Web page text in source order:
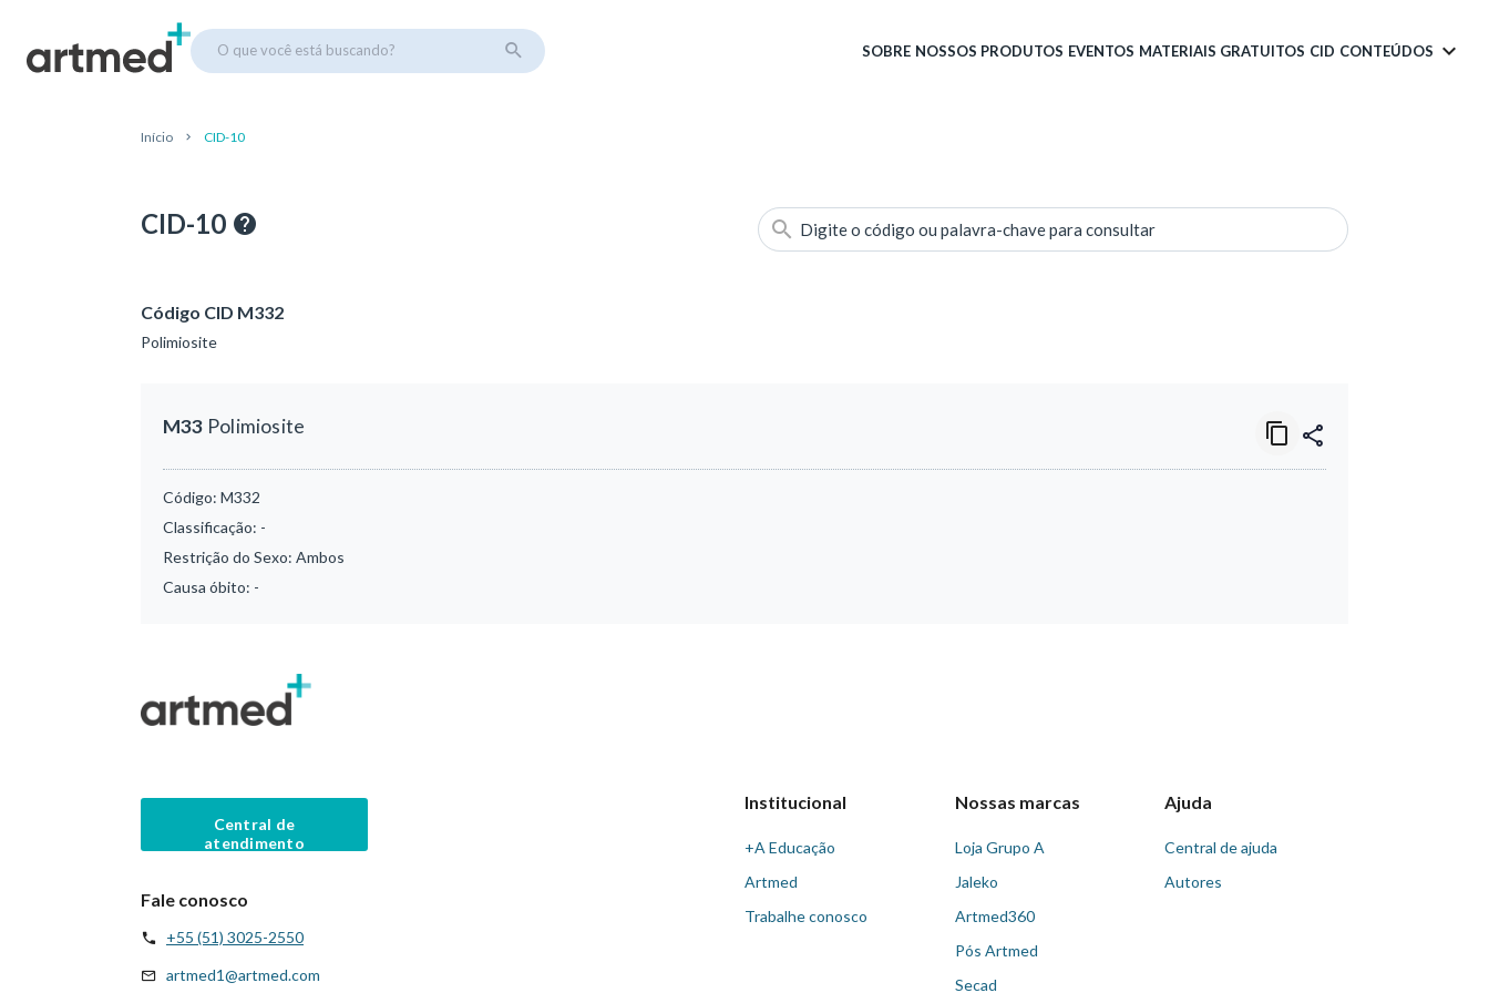
O que você está buscando? SOBRE NOSSOS PRODUTOS EVENTOS MATERIAIS GRATUITOS CID CONTEÚDOS
Início CID-10
CID-10 Digite o código ou palavra-chave para consultar
Código CID M332
Polimiosite
M33 Polimiosite
Código: M332
Classificação: -
Restrição do Sexo: Ambos
Causa óbito: -
Central de
atendimento
Fale conosco
+55 (51) 3025-2550
artmed1@artmed.com
Institucional
+A Educação
Artmed
Trabalhe conosco
Nossas marcas
Loja Grupo A
Jaleko
Artmed360
Pós Artmed
Secad
Ajuda
Central de ajuda
Autores